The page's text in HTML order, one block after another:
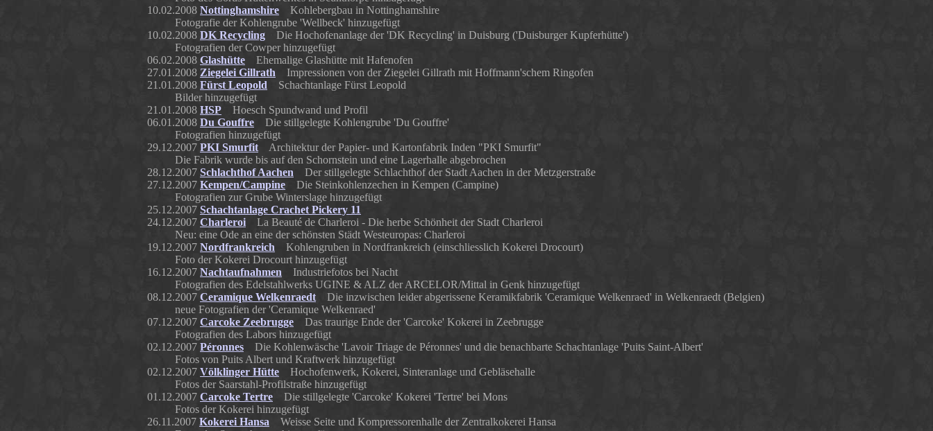
10.02.2008 Nottinghamshire Kohlebergbau in Nottinghamshire
Fotografie der Kohlengrube 'Wellbeck' hinzugefügt
10.02.2008 DK Recycling Die Hochofenanlage der 'DK Recycling' in Duisburg ('Duisburger Kupferhütte')
Fotografien der Cowper hinzugefügt
06.02.2008 Glashütte Ehemalige Glashütte mit Hafenofen
27.01.2008 Ziegelei Gillrath Impressionen von der Ziegelei Gillrath mit Hoffmann'schem Ringofen
21.01.2008 Fürst Leopold Schachtanlage Fürst Leopold
Bilder hinzugefügt
21.01.2008 HSP Hoesch Spundwand und Profil
06.01.2008 Du Gouffre Die stillgelegte Kohlengrube 'Du Gouffre'
Fotografien hinzugefügt
29.12.2007 PKI Smurfit Architektur der Papier- und Kartonfabrik Inden "PKI Smurfit"
Die Fabrik wurde bis auf den Schornstein und eine Lagerhalle abgebrochen
28.12.2007 Schlachthof Aachen Der stillgelegte Schlachthof der Stadt Aachen in der Metzgerstraße
27.12.2007 Kempen/Campine Die Steinkohlenzechen in Kempen (Campine)
Fotografien zur Grube Winterslage hinzugefügt
25.12.2007 Schachtanlage Crachet Pickery 11
24.12.2007 Charleroi La Beauté de Charleroi - Die herbe Schönheit der Stadt Charleroi
Neu: eine Ode an eine der schönsten Städt Westeuropas: Charleroi
19.12.2007 Nordfrankreich Kohlengruben in Nordfrankreich (einschliesslich Kokerei Drocourt)
Foto der Kokerei Drocourt hinzugefügt
16.12.2007 Nachtaufnahmen Industriefotos bei Nacht
Fotografien des Edelstahlwerks UGINE & ALZ der ARCELOR/Mittal in Genk hinzugefügt
08.12.2007 Ceramique Welkenraedt Die inzwischen leider abgerissene Keramikfabrik 'Ceramique Welkenraed' in Welkenraedt (Belgien)
neue Fotografien der 'Ceramique Welkenraed'
07.12.2007 Carcoke Zeebrugge Das traurige Ende der 'Carcoke' Kokerei in Zeebrugge
Fotografien des Labors hinzugefügt
02.12.2007 Péronnes Die Kohlenwäsche 'Lavoir Triage de Péronnes' und die benachbarte Schachtanlage 'Puits Saint-Albert'
Fotos von Puits Albert und Kraftwerk hinzugefügt
02.12.2007 Völklinger Hütte Hochofenwerk, Kokerei, Sinteranlage und Gebläsehalle
Fotos der Saarstahl-Profilstraße hinzugefügt
01.12.2007 Carcoke Tertre Die stillgelegte 'Carcoke' Kokerei 'Tertre' bei Mons
Fotos der Kokerei hinzugefügt
26.11.2007 Kokerei Hansa Weisse Seite und Kompressorenhalle der Zentralkokerei Hansa